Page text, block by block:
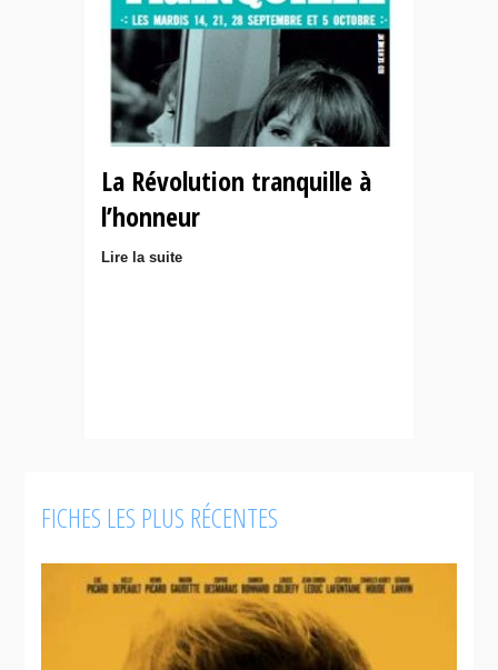
La Révolution tranquille à
l’honneur
Lire la suite
FICHES LES PLUS RÉCENTES